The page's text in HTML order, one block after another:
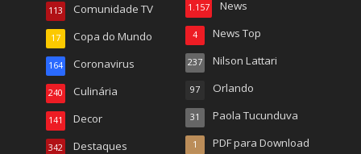
Comunidade TV
113
Copa do Mundo
17
Coronavirus
164
Culinária
240
Decor
141
Destaques
342
News
1.157
News Top
4
Nilson Lattari
237
Orlando
97
Paola Tucunduva
31
PDF para Download
1